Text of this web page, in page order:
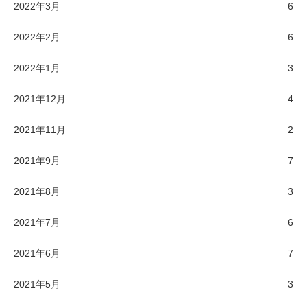
2022年3月 6
2022年2月 6
2022年1月 3
2021年12月 4
2021年11月 2
2021年9月 7
2021年8月 3
2021年7月 6
2021年6月 7
2021年5月 3